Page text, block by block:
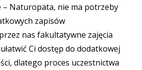
– Naturopata, nie ma potrzeby
zapisów
nas fakultatywne zajęcia
Ci dostęp do dodatkowej
dlatego proces uczestnictwa